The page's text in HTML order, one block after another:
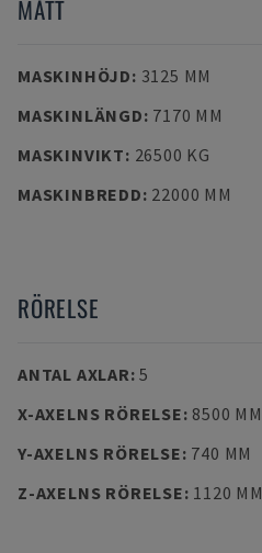
MÅTT
MASKINHÖJD: 3125 MM
MASKINLÄNGD: 7170 MM
MASKINVIKT: 26500 KG
MASKINBREDD: 22000 MM
RÖRELSE
ANTAL AXLAR:5
X-AXELNS RÖRELSE: 8500 MM
Y-AXELNS RÖRELSE: 740 MM
Z-AXELNS RÖRELSE: 1120 MM